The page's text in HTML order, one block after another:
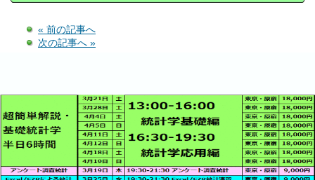
« 前の記事へ
次の記事へ »